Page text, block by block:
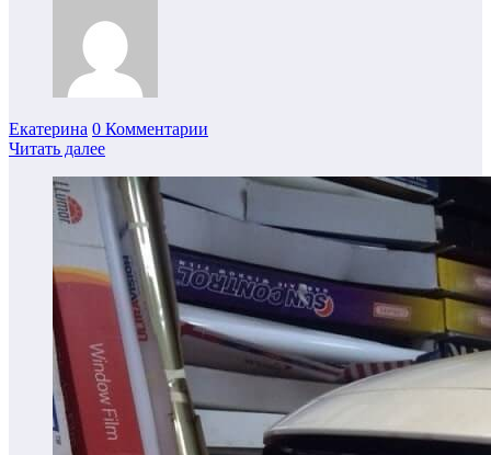
Екатерина 0 Комментарии
Читать далее